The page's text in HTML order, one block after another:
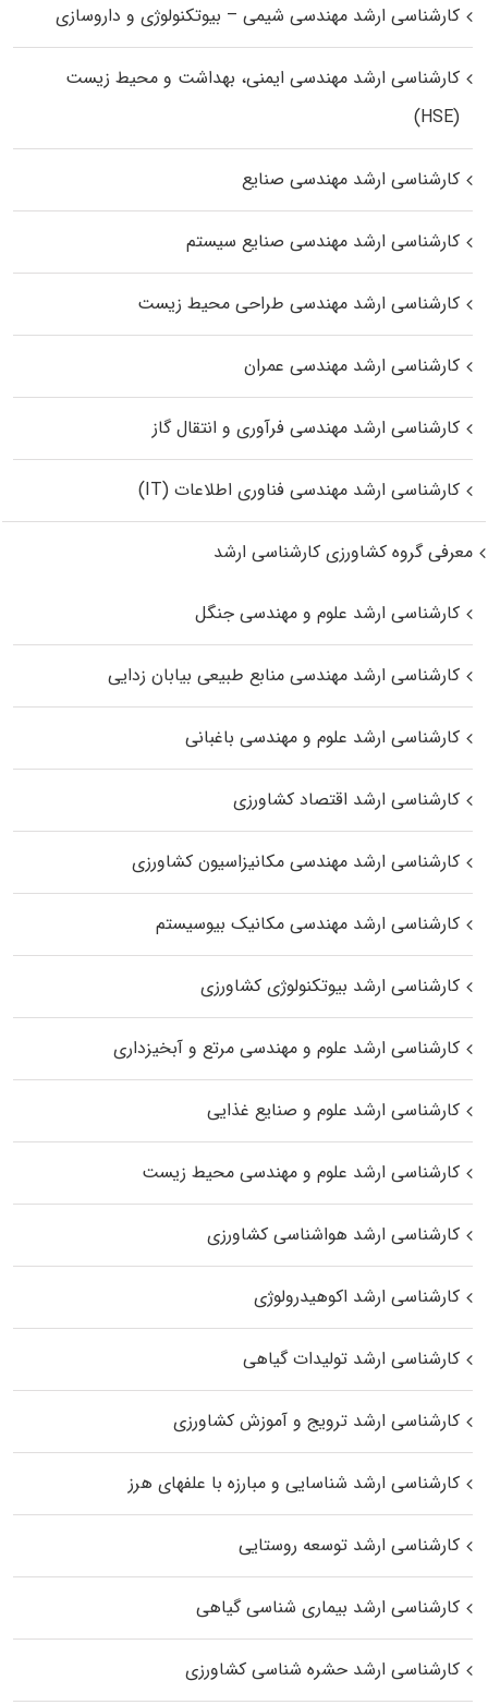
کارشناسی ارشد مهندسی شیمی – بیوتکنولوژی و داروسازی
کارشناسی ارشد مهندسی ایمنی، بهداشت و محیط زیست
(HSE)
کارشناسی ارشد مهندسی صنایع
کارشناسی ارشد مهندسی صنایع سیستم
کارشناسی ارشد مهندسی طراحی محیط زیست
کارشناسی ارشد مهندسی عمران
کارشناسی ارشد مهندسی فرآوری و انتقال گاز
کارشناسی ارشد مهندسی فناوری اطلاعات (IT)
معرفی گروه کشاورزی کارشناسی ارشد
کارشناسی ارشد علوم و مهندسی جنگل
کارشناسی ارشد مهندسی منابع طبیعی بیابان زدایی
کارشناسی ارشد علوم و مهندسی باغبانی
کارشناسی ارشد اقتصاد کشاورزی
کارشناسی ارشد مهندسی مکانیزاسیون کشاورزی
کارشناسی ارشد مهندسی مکانیک بیوسیستم
کارشناسی ارشد بیوتکنولوژی کشاورزی
کارشناسی ارشد علوم و مهندسی مرتع و آبخیزداری
کارشناسی ارشد علوم و صنایع غذایی
کارشناسی ارشد علوم و مهندسی محیط زیست
کارشناسی ارشد هواشناسی کشاورزی
کارشناسی ارشد اکوهیدرولوژی
کارشناسی ارشد تولیدات گیاهی
کارشناسی ارشد ترویج و آموزش کشاورزی
کارشناسی ارشد شناسایی و مبارزه با علفهای هرز
کارشناسی ارشد توسعه روستایی
کارشناسی ارشد بیماری‌ شناسی گیاهی
کارشناسی ارشد حشره‌ شناسی کشاورزی